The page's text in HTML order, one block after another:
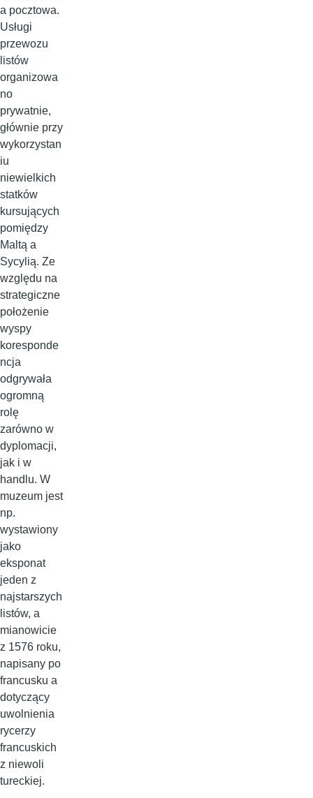
a pocztowa.
Usługi
przewozu
listów
organizowa
no
prywatnie,
głównie przy
wykorzystan
iu
niewielkich
statków
kursujących
pomiędzy
Maltą a
Sycylią. Ze
względu na
strategiczne
położenie
wyspy
koresponde
ncja
odgrywała
ogromną
rolę
zarówno w
dyplomacji,
jak i w
handlu. W
muzeum jest
np.
wystawiony
jako
eksponat
jeden z
najstarszych
listów, a
mianowicie
z 1576 roku,
napisany po
francusku a
dotyczący
uwolnienia
rycerzy
francuskich
z niewoli
tureckiej.